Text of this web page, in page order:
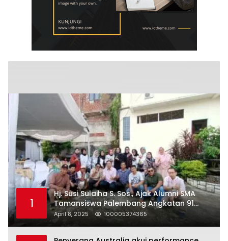
1
Hj. Susi Sulaiha S. Sos., Ajak Alumni SMA
Tamansiswa Palembang Angkatan 91
Halal Bihalal
April 8, 2025 100005374365